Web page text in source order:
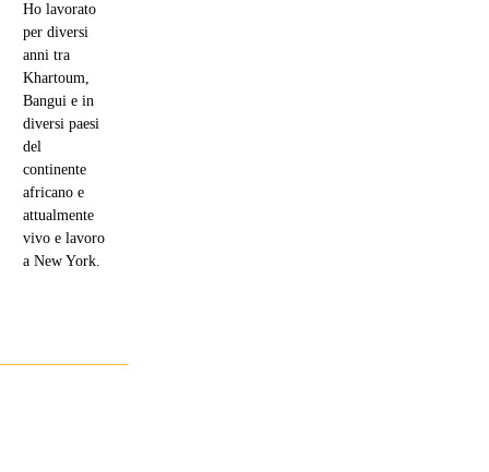
Ho lavorato
per diversi
anni tra
Khartoum,
Bangui e in
diversi paesi
del
continente
africano e
attualmente
vivo e lavoro
a New York.